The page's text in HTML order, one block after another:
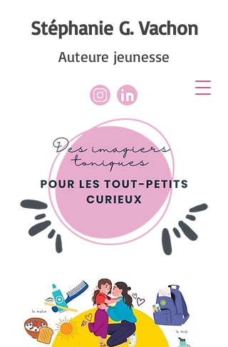
Stéphanie G. Vachon
Auteure jeunesse